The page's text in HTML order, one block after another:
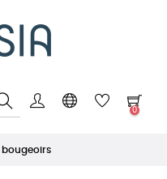
0
bougeoirs